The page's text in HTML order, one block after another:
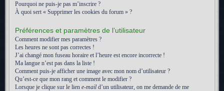
Pourquoi ne puis-je pas m’inscrire ?
À quoi sert « Supprimer les cookies du forum » ?
Préférences et paramètres de l’utilisateur
Comment modifier mes paramètres ?
Les heures ne sont pas correctes !
J’ai changé mon fuseau horaire et l’heure est encore incorrecte !
Ma langue n’est pas dans la liste !
Comment puis-je afficher une image avec mon nom d’utilisateur ?
Qu’est-ce que mon rang et comment le modifier ?
Lorsque je clique sur le lien e-mail d’un utilisateur, on me demande de me